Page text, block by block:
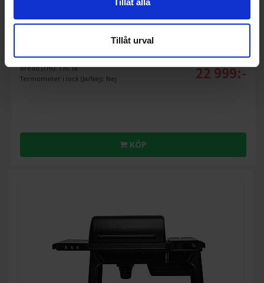
Tillåt urval
Woodridge Elite - Premium med sidobrännare & extra
Bredd (cm): 170.18
Termometer i lock (Ja/Nej): Nej
22 999:-
KÖP